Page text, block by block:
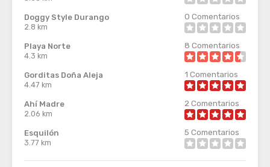
Doggy Style Durango
2.8 km
0 Comentarios
Playa Norte
4.3 km
8 Comentarios
Gorditas Doña Aleja
4.47 km
1 Comentarios
Ahí Madre
2.06 km
2 Comentarios
Esquilón
3.77 km
5 Comentarios